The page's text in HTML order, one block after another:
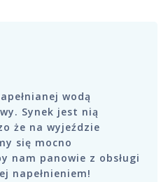
wodą
Synek jest nią
że na wyjeździe
się mocno
nam panowie z obsługi
napełnieniem!